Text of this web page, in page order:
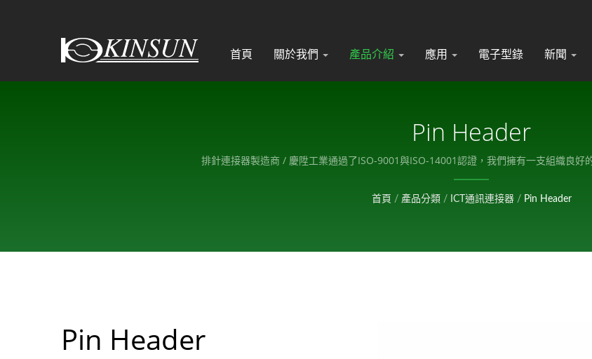
首頁 關於我們 產品介紹 應用 電子型錄 新聞
Pin Header
排針連接器製造商 / 慶陞工業通過了ISO-9001與ISO-14001認證，我們擁有一支組織良好
首頁 / 產品分類 / ICT通訊連接器 / Pin Header
Pin Header